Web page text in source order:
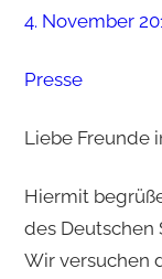
4. November
Presse
Liebe Freunde
Hiermit
des Deutschen
Wir versuchen